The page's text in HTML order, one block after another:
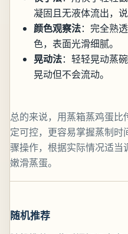
凝固且无液体流出，说
颜色观察法：完全熟
色，表面光滑细腻。
晃动法：轻轻晃动蒸
晃动但不会流动。
总的来说，用蒸箱蒸鸡蛋
定可控，更容易掌握蒸制
骤操作，根据实际情况适当
嫩滑蒸蛋。
随机推荐